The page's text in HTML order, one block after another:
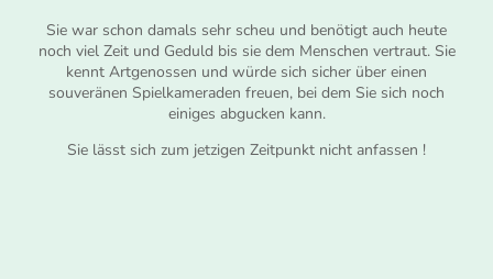
Sie war schon damals sehr scheu und benötigt auch heute
noch viel Zeit und Geduld bis sie dem Menschen vertraut. Sie
kennt Artgenossen und würde sich sicher über einen
souveränen Spielkameraden freuen, bei dem Sie sich noch
einiges abgucken kann.
Sie lässt sich zum jetzigen Zeitpunkt nicht anfassen !